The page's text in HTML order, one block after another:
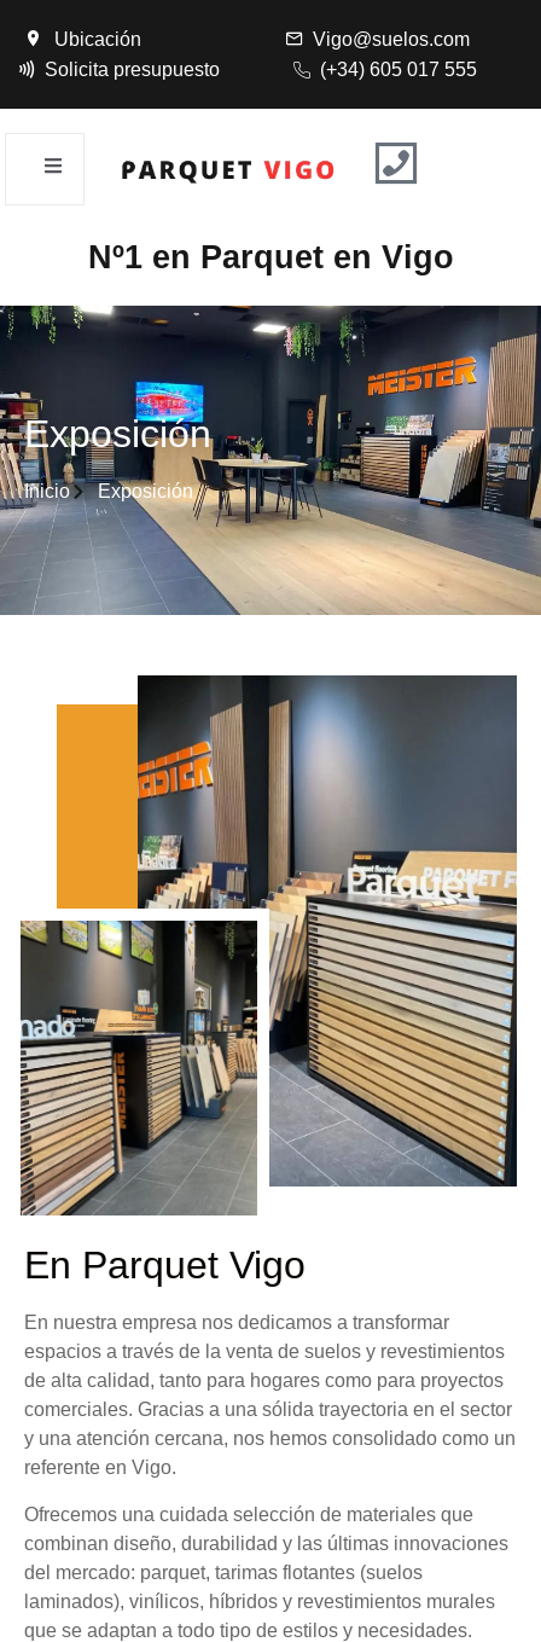
Ubicación
Vigo@suelos.com
Solicita presupuesto
(+34) 605 017 555
Nº1 en Parquet en Vigo
Exposición
Inicio Exposición
En Parquet Vigo
En nuestra empresa nos dedicamos a transformar
espacios a través de la venta de suelos y revestimientos
de alta calidad, tanto para hogares como para proyectos
comerciales. Gracias a una sólida trayectoria en el sector
y una atención cercana, nos hemos consolidado como un
referente en Vigo.
Ofrecemos una cuidada selección de materiales que
combinan diseño, durabilidad y las últimas innovaciones
del mercado: parquet, tarimas flotantes (suelos
laminados), vinílicos, híbridos y revestimientos murales
que se adaptan a todo tipo de estilos y necesidades.